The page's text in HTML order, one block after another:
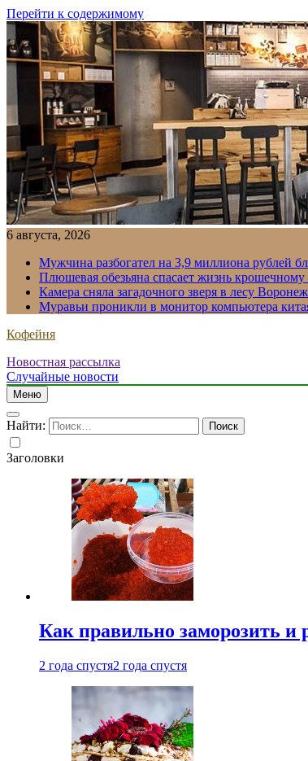
Перейти к содержимому
6 августа, 2026
Мужчина разбогател на 3,9 миллиона рублей
Плюшевая обезьяна спасает жизнь
Камера сняла загадочного зверя в лесу
Муравьи проникли в монитор компьютера
Кофейня
Новостная рассылка
Случайные новости
Меню
Найти:
Заголовки
Как правильно заморозить и
2 года спустя2 года спустя